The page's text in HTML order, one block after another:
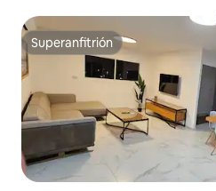
Superanfitrión
Superanfitrión